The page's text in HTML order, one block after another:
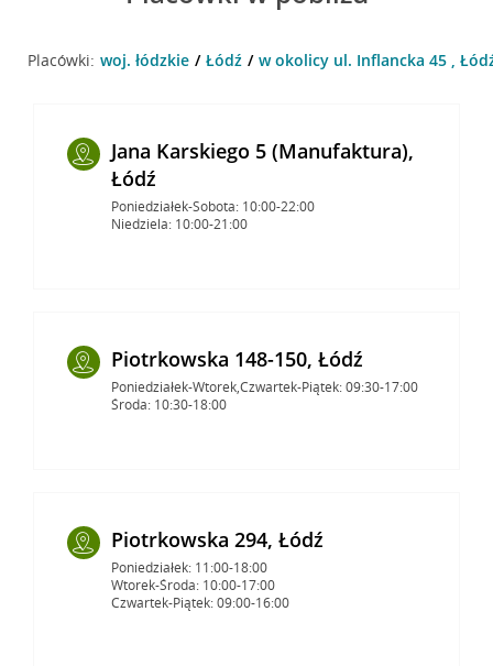
Placówki: woj. łódzkie Łódź w okolicy ul. Inflancka 45 ,
Jana Karskiego 5 (Manufaktura),
Łódź
Poniedziałek-Sobota: 10:00-22:00
Niedziela: 10:00-21:00
Piotrkowska 148-150, Łódź
Poniedziałek-Wtorek,Czwartek-Piątek: 09:30-17:00
Środa: 10:30-18:00
Piotrkowska 294, Łódź
Poniedziałek: 11:00-18:00
Wtorek-Środa: 10:00-17:00
Czwartek-Piątek: 09:00-16:00